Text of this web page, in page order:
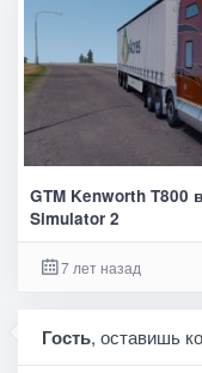
GTM Kenworth T800
Simulator 2
7 лет назад
Гость, оставишь